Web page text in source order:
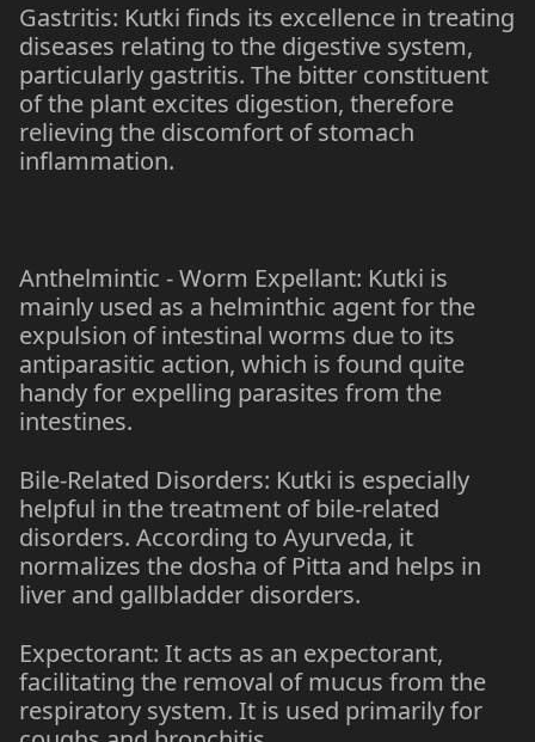
Gastritis: Kutki finds its excellence in treating
diseases relating to the digestive system,
particularly gastritis. The bitter constituent
of the plant excites digestion, therefore
relieving the discomfort of stomach
inflammation.
Anthelmintic - Worm Expellant: Kutki is
mainly used as a helminthic agent for the
expulsion of intestinal worms due to its
antiparasitic action, which is found quite
handy for expelling parasites from the
intestines.
Bile-Related Disorders: Kutki is especially
helpful in the treatment of bile-related
disorders. According to Ayurveda, it
normalizes the dosha of Pitta and helps in
liver and gallbladder disorders.
Expectorant: It acts as an expectorant,
facilitating the removal of mucus from the
respiratory system. It is used primarily for